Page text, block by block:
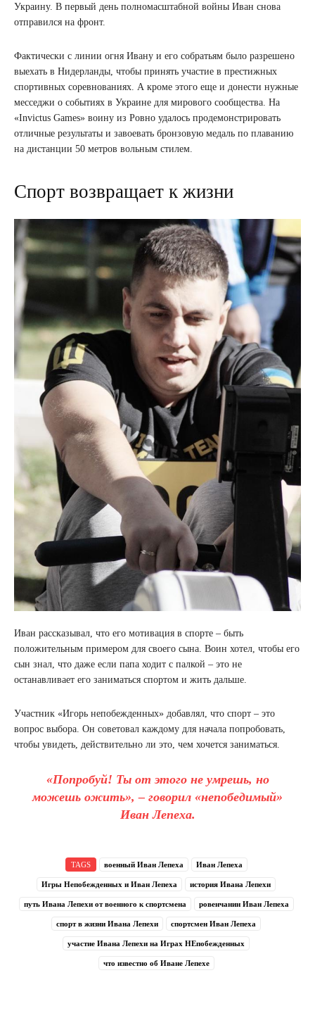
Украину. В первый день полномасштабной войны Иван снова
отправился на фронт.
Фактически с линии огня Ивану и его собратьям было разрешено
выехать в Нидерланды, чтобы принять участие в престижных
спортивных соревнованиях. А кроме этого еще и донести нужные
месседжи о событиях в Украине для мирового сообщества. На
«Invictus Games» воину из Ровно удалось продемонстрировать
отличные результаты и завоевать бронзовую медаль по плаванию
на дистанции 50 метров вольным стилем.
Спорт возвращает к жизни
Иван рассказывал, что его мотивация в спорте – быть
положительным примером для своего сына. Воин хотел, чтобы его
сын знал, что даже если папа ходит с палкой – это не
останавливает его заниматься спортом и жить дальше.
Участник «Игорь непобежденных» добавлял, что спорт – это
вопрос выбора. Он советовал каждому для начала попробовать,
чтобы увидеть, действительно ли это, чем хочется заниматься.
«Попробуй! Ты от этого не умрешь, но
можешь ожить», – говорил «непобедимый»
Иван Лепеха.
TAGS военный Иван Лепеха Иван Лепеха
Игры Непобежденных и Иван Лепеха история Ивана Лепехи
путь Ивана Лепехи от военного к спортсмена ровенчанин Иван Лепеха
спорт в жизни Ивана Лепехи спортсмен Иван Лепеха
участие Ивана Лепехи на Играх НЕпобежденных
что известно об Иване Лепехе